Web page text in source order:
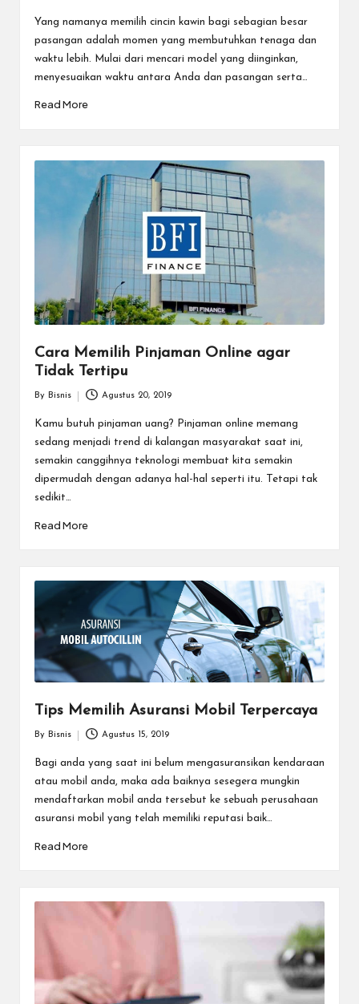
by
Yang namanya memilih cincin kawin bagi sebagian besar
pasangan adalah momen yang membutuhkan tenaga dan
waktu lebih. Mulai dari mencari model yang diinginkan,
menyesuaikan waktu antara Anda dan pasangan serta…
Read More
Cara Memilih Pinjaman Online agar
Tidak Tertipu
by
By Bisnis Agustus 20, 2019
Kamu butuh pinjaman uang? Pinjaman online memang
sedang menjadi trend di kalangan masyarakat saat ini,
semakin canggihnya teknologi membuat kita semakin
dipermudah dengan adanya hal-hal seperti itu. Tetapi tak
sedikit…
Read More
Tips Memilih Asuransi Mobil Terpercaya
by
By Bisnis Agustus 15, 2019
Bagi anda yang saat ini belum mengasuransikan kendaraan
atau mobil anda, maka ada baiknya sesegera mungkin
mendaftarkan mobil anda tersebut ke sebuah perusahaan
asuransi mobil yang telah memiliki reputasi baik…
Read More